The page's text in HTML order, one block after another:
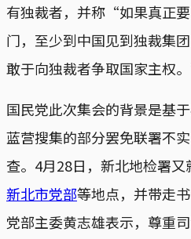
有独裁者，并称“如果真正
门，至少到中国见到独裁集
敢于向独裁者争取国家主权
国民党此次集会的背景是基
蓝营搜集的部分罢免联署不
查。4月28日，新北地检署又
新北市党部等地点，并带走
党部主委黄志雄表示，尊重